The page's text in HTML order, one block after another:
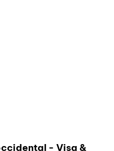
- Visa &